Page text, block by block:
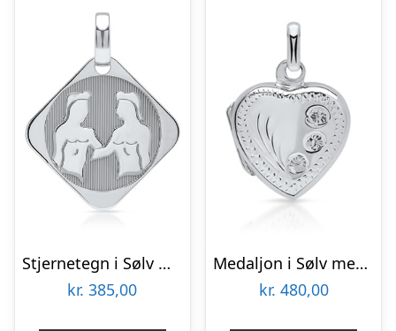
Stjernetegn i Sølv med Tvillingen – Mulighed for gravering
kr. 385,00
Medaljon i Sølv med Hjerte – Mulighed for gravering
kr. 480,00